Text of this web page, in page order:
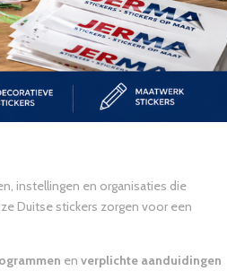
instellingen en organisaties die
Duitse stickers zorgen voor een
en verplichte aanduidingen